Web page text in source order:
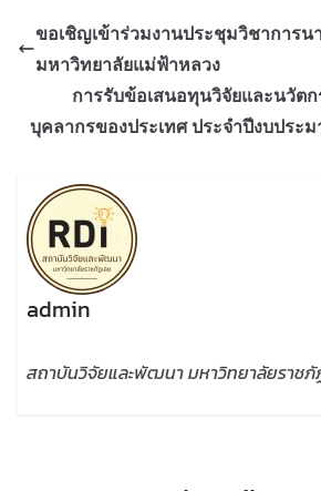
ขอเชิญเข้าร่วมงานประชุมวิชาการน
มหาวิทยาลัยแม่ฟ้าหลวง
การรับข้อเสนอทุนวิจัยและนวัต
บุคลากรของประเทศ ประจำปีงบประ
admin
สถาบันวิจัยและพัฒนา มหาวิทยาลัยราชภั